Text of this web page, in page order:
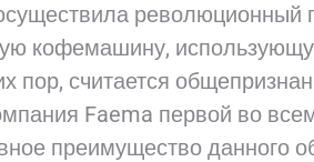
революционный
кофемашину,
пор, считается
Faema первой во
преимущество данного